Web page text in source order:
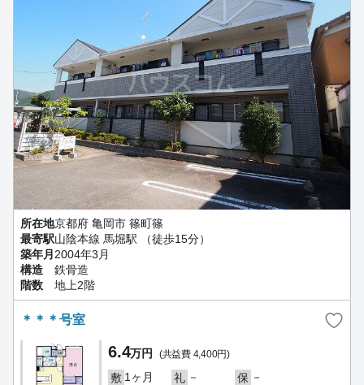
所在地京都府 亀岡市 篠町篠
最寄駅山陰本線 馬堀駅 （徒歩15分）
築年月 2004年3月
構造
鉄骨造
階数
地上2階
＊＊＊号室
6.4万円 (共益費 4,400円)
敷 1ヶ月 礼 － 保 －